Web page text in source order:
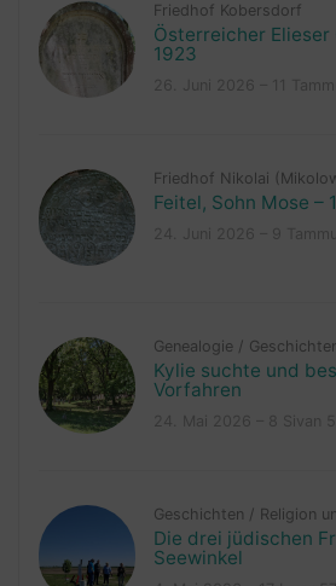
Friedhof Kobersdorf
Österreicher Elieser
1923
Friedhof Nikolai
Feitel, Sohn Mose –
Genealogie /
Kylie suchte und
Vorfahren
Geschichten / Religion
Die drei jüdischen
Seewinkel